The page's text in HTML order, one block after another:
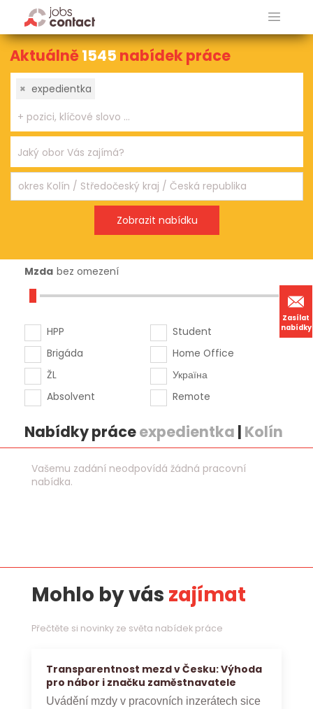
Zasílat
nabídky
Aktuálně1545 nabídek práce
× expedientka
Mzda bez omezení
HPP
Brigáda
ŽL
Absolvent
Student
Home Office
Україна
Remote
Nabídky práceexpedientka | Kolín
Vašemu zadání neodpovídá žádná pracovní
nabídka.
Mohlo by vás zajímat
Přečtěte si novinky ze světa nabídek práce
Transparentnost mezd v Česku: Výhoda
pro nábor i značku zaměstnavatele
Uvádění mzdy v pracovních inzerátech sice